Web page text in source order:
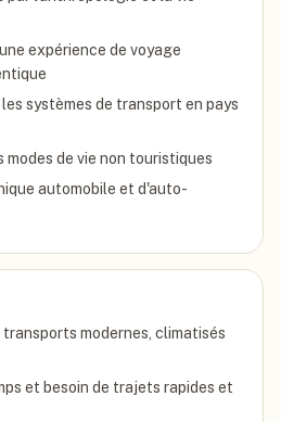
expérience de voyage
systèmes de transport en pays
modes de vie non touristiques
automobile et d'auto-
modernes, climatisés
et besoin de trajets rapides et